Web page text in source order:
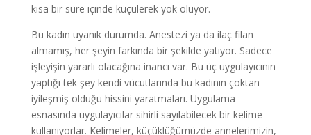
kısa bir süre içinde küçülerek yok oluyor.
Bu kadın uyanık durumda. Anestezi ya da ilaç filan
almamış, her şeyin farkında bir şekilde yatıyor. Sadece
işleyişin yararlı olacağına inancı var. Bu üç uygulayıcının
yaptığı tek şey kendi vücutlarında bu kadının çoktan
iyileşmiş olduğu hissini yaratmaları. Uygulama
esnasında uygulayıcılar sihirli sayılabilecek bir kelime
kullanıyorlar. Kelimeler, küçüklüğümüzde annelerimizin,